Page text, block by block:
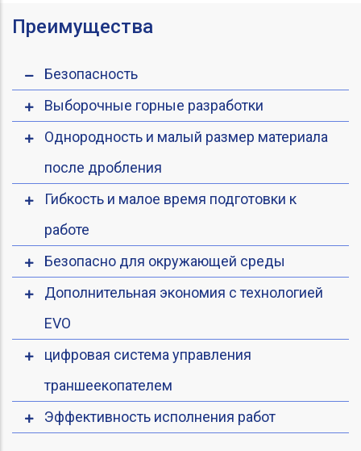
Преимущества
Безопасность
Выборочные горные разработки
Однородность и малый размер материала
после дробления
Гибкость и малое время подготовки к
работе
Безопасно для окружающей среды
Дополнительная экономия с технологией
EVO
цифровая система управления
траншеекопателем
Эффективность исполнения работ